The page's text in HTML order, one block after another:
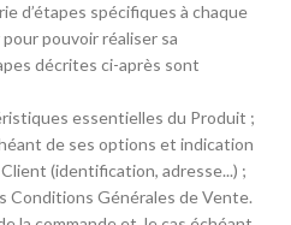
d’étapes spécifiques à chaque
pouvoir réaliser sa
décrites ci-après sont
essentielles du Produit ;
de ses options et indication
(identification, adresse...) ;
Générales de Vente.